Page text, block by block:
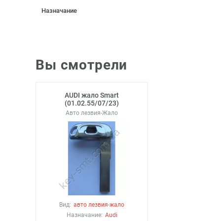
Назначание
Вы смотрели
AUDI жало Smart
(01.02.55/07/23)
Авто лезвия-Жало
Вид: авто лезвия-жало
Назначание: Audi